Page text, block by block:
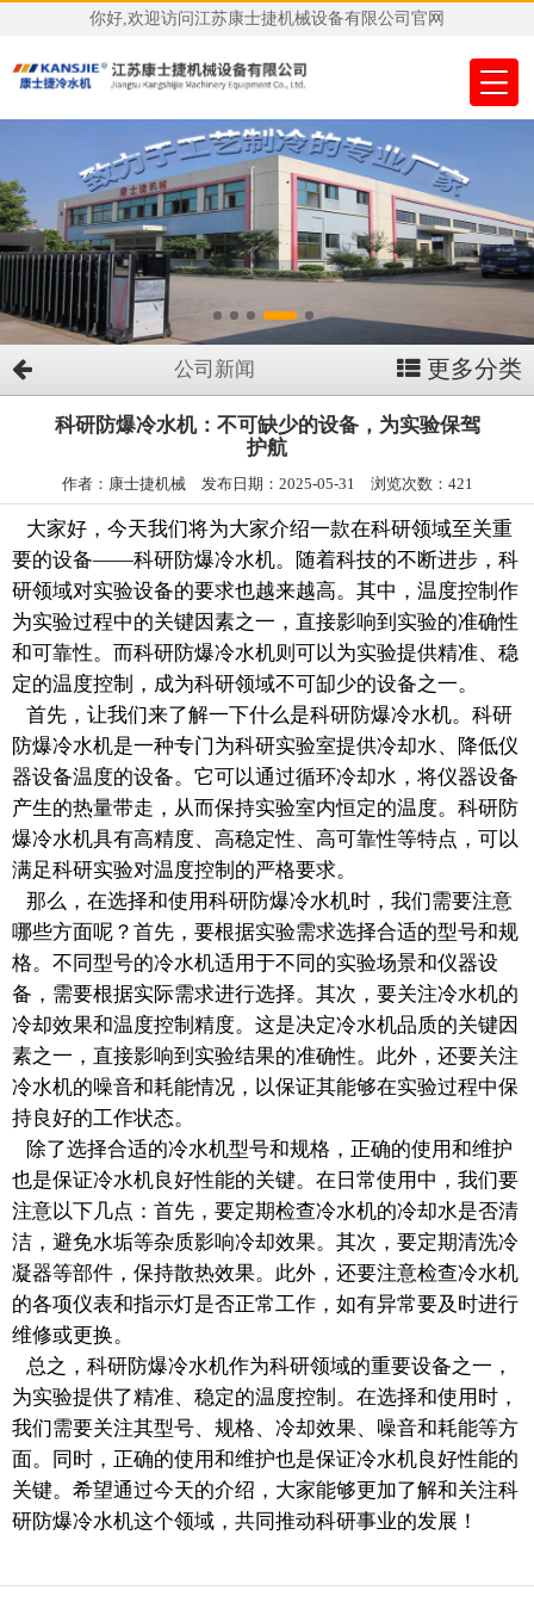
你好,欢迎访问江苏康士捷机械设备有限公司官网
公司新闻 更多分类
科研防爆冷水机：不可缺少的设备，为实验保驾
护航
作者：康士捷机械 发布日期：2025-05-31 浏览次数：421
大家好，今天我们将为大家介绍一款在科研领域至关重
要的设备——科研防爆冷水机。随着科技的不断进步，科
研领域对实验设备的要求也越来越高。其中，温度控制作
为实验过程中的关键因素之一，直接影响到实验的准确性
和可靠性。而科研防爆冷水机则可以为实验提供精准、稳
定的温度控制，成为科研领域不可缷少的设备之一。
首先，让我们来了解一下什么是科研防爆冷水机。科研
防爆冷水机是一种专门为科研实验室提供冷却水、降低仪
器设备温度的设备。它可以通过循环冷却水，将仪器设备
产生的热量带走，从而保持实验室内恒定的温度。科研防
爆冷水机具有高精度、高稳定性、高可靠性等特点，可以
满足科研实验对温度控制的严格要求。
那么，在选择和使用科研防爆冷水机时，我们需要注意
哪些方面呢？首先，要根据实验需求选择合适的型号和规
格。不同型号的冷水机适用于不同的实验场景和仪器设
备，需要根据实际需求进行选择。其次，要关注冷水机的
冷却效果和温度控制精度。这是决定冷水机品质的关键因
素之一，直接影响到实验结果的准确性。此外，还要关注
冷水机的噪音和耗能情况，以保证其能够在实验过程中保
持良好的工作状态。
除了选择合适的冷水机型号和规格，正确的使用和维护
也是保证冷水机良好性能的关键。在日常使用中，我们要
注意以下几点：首先，要定期检查冷水机的冷却水是否清
洁，避免水垢等杂质影响冷却效果。其次，要定期清洗冷
凝器等部件，保持散热效果。此外，还要注意检查冷水机
的各项仪表和指示灯是否正常工作，如有异常要及时进行
维修或更换。
总之，科研防爆冷水机作为科研领域的重要设备之一，
为实验提供了精准、稳定的温度控制。在选择和使用时，
我们需要关注其型号、规格、冷却效果、噪音和耗能等方
面。同时，正确的使用和维护也是保证冷水机良好性能的
关键。希望通过今天的介绍，大家能够更加了解和关注科
研防爆冷水机这个领域，共同推动科研事业的发展！